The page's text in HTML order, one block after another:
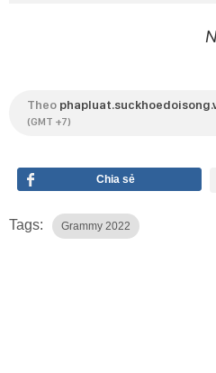
Theo
(GMT +7)
Chia sẻ
Tags: Grammy 2022